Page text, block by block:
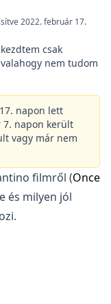
2022. február 17.
csak
nem tudom
napon lett
7. napon került
vagy már nem
filmről (Once
és milyen jól